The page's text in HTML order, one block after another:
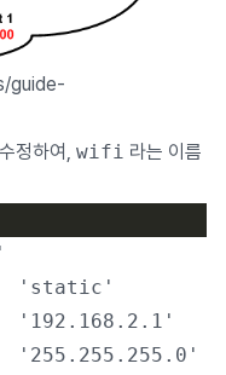
guide-
정하여, wifi 라는 이름
'static'
'192.168.2.1'